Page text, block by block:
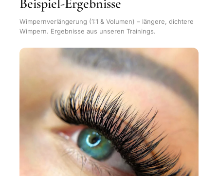
Beispiel-Ergebnisse
Wimpernverlängerung (1:1 & Volumen) – längere, dichtere
Wimpern. Ergebnisse aus unseren Trainings.